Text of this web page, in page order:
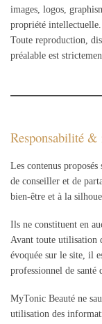
images, logos,
propriété intellectuelle.
Toute reproduction,
préalable est
Responsabilité &
Les contenus
de conseiller et de
bien-être et à la
Ils ne constituent en
Avant toute utilisation
évoquée sur le site, il
professionnel de santé
MyTonic Beauté ne
utilisation des